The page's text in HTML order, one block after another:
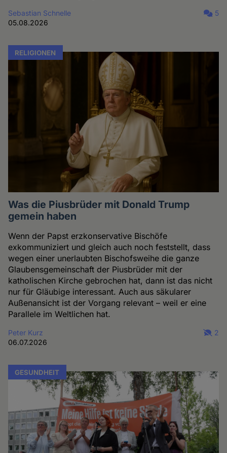
Sebastian Schnelle
05.08.2026
5
RELIGIONEN
Was die Piusbrüder mit Donald Trump
gemein haben
Wenn der Papst erzkonservative Bischöfe
exkommuniziert und gleich auch noch feststellt, dass
wegen einer unerlaubten Bischofsweihe die ganze
Glaubensgemeinschaft der Piusbrüder mit der
katholischen Kirche gebrochen hat, dann ist das nicht
nur für Gläubige interessant. Auch aus säkularer
Außenansicht ist der Vorgang relevant – weil er eine
Parallele im Weltlichen hat.
Peter Kurz
06.07.2026
2
GESUNDHEIT